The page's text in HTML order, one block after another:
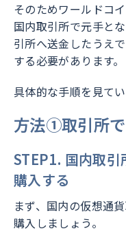
そのためワールドコ
国内取引所で元手と
引所へ送金したうえ
する必要があります。
具体的な手順を見てい
方法①取引所
STEP1. 国内取
購入する
まず、国内の仮想通
購入しましょう。